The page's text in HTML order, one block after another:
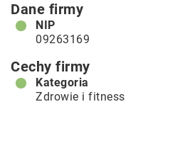
Dane firmy
NIP
09263169
Cechy firmy
Kategoria
Zdrowie i fitness